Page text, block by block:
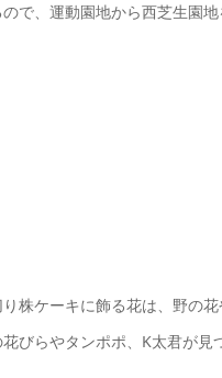
ので、運動園地から西芝生園
株ケーキに飾る花は、野の
びらやタンポポ、K太君が見